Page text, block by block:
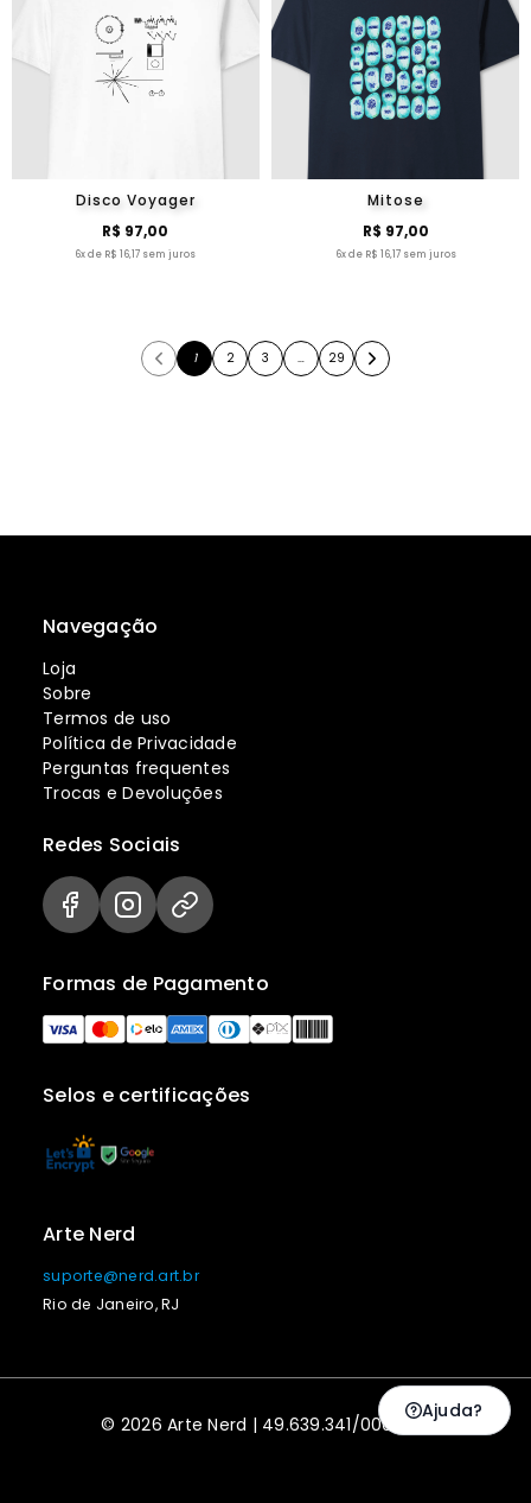
Disco Voyager
R$ 97,00
6x de R$ 16,17 sem juros
Mitose
R$ 97,00
6x de R$ 16,17 sem juros
1 2 3 … 29
Navegação
Loja
Sobre
Termos de uso
Política de Privacidade
Perguntas frequentes
Trocas e Devoluções
Selos e certificações
Formas de Pagamento
Redes Sociais
Arte Nerd
suporte@nerd.art.br
Rio de Janeiro, RJ
© 2026 Arte Nerd | 49.639.341/0001-09
Ajuda?